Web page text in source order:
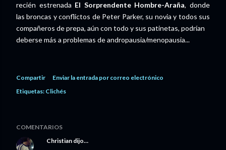
recién estrenada El Sorprendente Hombre-Araña, donde
las broncas y conflictos de Peter Parker, su novia y todos sus
compañeros de prepa, aún con todo y sus patinetas, podrían
deberse más a problemas de andropausia/menopausia...
Compartir
Enviar la entrada por correo electrónico
Etiquetas: Clichés
COMENTARIOS
Christian dijo…